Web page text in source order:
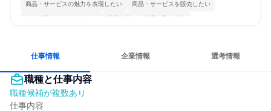
商品・サービスの魅力を表現したい 商品・サービスを販売したい
人の仕事をサポートしたい 情熱を持って仕事に取り組む
仕事情報 企業情報 選考情報
職種と仕事内容
職種候補が複数あり
仕事内容